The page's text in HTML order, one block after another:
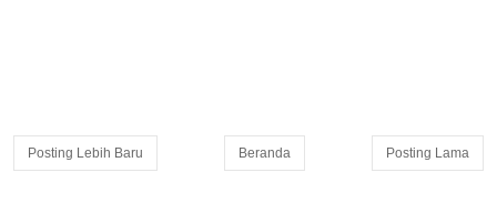
Posting Lebih Baru Posting Lama
Beranda